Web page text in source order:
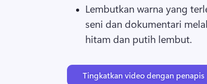
Lembutkan warna yang
seni dan dokumentari
hitam dan putih lembut.
Tingkatkan video dengan penapis